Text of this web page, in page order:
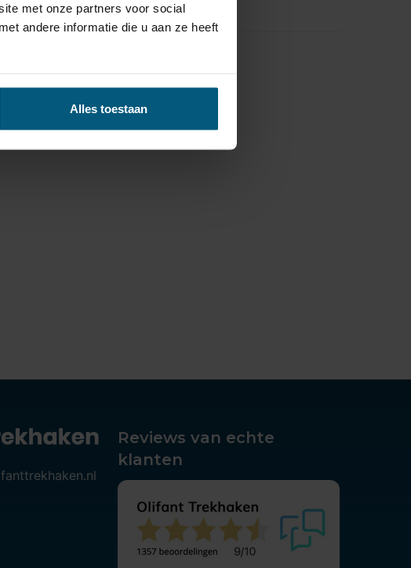
met onze partners voor social
andere informatie die u aan ze heeft
Alles toestaan
Reviews van echte
klanten